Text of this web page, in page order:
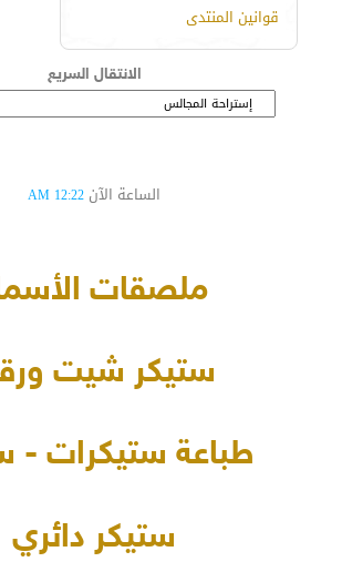
قوانين المنتدى
الانتقال السريع
الساعة الآن 12:22 AM
ملصقات
ستيكر شيت
طباعة ستيكرات -
ستيكر دائري